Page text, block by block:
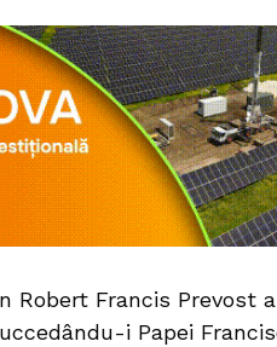
Robert Francis Prevost
i Papei